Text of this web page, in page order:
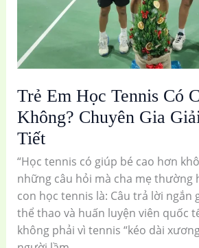
Trẻ Em Học Tennis Có
Không? Chuyên Gia
Tiết
“Học tennis có giúp bé cao hơn
những câu hỏi mà cha mẹ thường
con học tennis là: Câu trả lời ngắn
thể thao và huấn luyện viên quốc
không phải vì tennis “kéo dài
Giải
Đáp
Tiết